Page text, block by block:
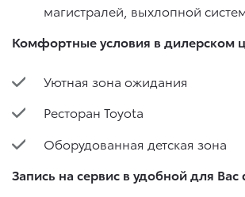
магистралей, выхлопной
Комфортные условия в дилерском
Уютная зона ожидания
Ресторан Toyota
Оборудованная детская зона
Запись на сервис в удобной для